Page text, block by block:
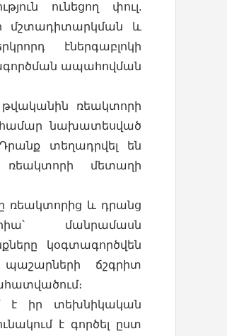
ունեցող փուլ.
մշտադիտարկման և
էներգաբլոկի
ապահովման
ռեակտորի
համար նախատեսված
տեղադրվել են
ռեակտորի մետաղի
ռեակտորից և դրանց
մանրամասն
կօգտագործվեն
ճշգրիտ
է իր տեխնիկական
է գործել ըստ